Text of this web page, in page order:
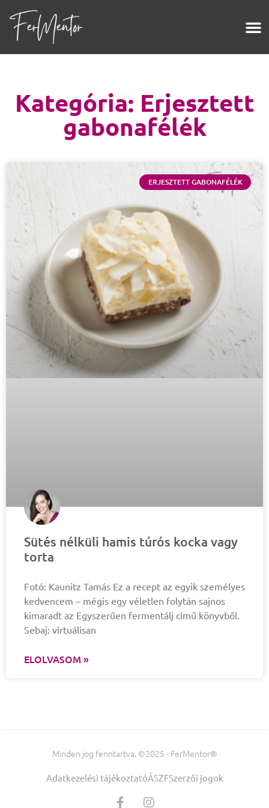
Kategória: Erjesztett
gabonafélék
ERJESZTETT GABONAFÉLÉK
Sütés nélküli hamis túrós kocka vagy
torta
Fotó: Kaunitz Tamás Ez a recept az egyik személyes
kedvencem – mégis egy véletlen folytán sajnos
kimaradt az Egyszerűen fermentálj című könyvből.
Sebaj: virtuálisan
ELOLVASOM »
Minden jog fenntartva. ©2025 - FerMentor®
Adatkezelési tájékoztatóÁSZFSzerzői jogok